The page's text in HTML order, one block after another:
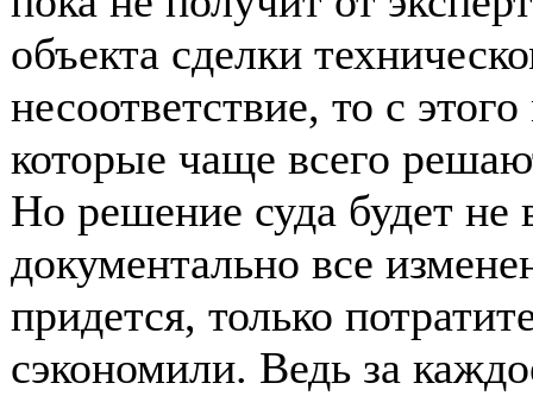
объекта сделки
несоответствие, то с
которые чаще всего
Но решение суда будет
документально все
придется, только
сэкономили. Ведь за